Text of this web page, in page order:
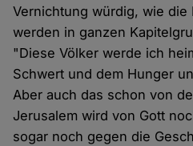
Vernichtung würdig, wie die
werden in ganzen
"Diese Völker werde ich
Schwert und dem Hunger
Aber auch das schon von
Jerusalem wird von Gott
sogar noch gegen die